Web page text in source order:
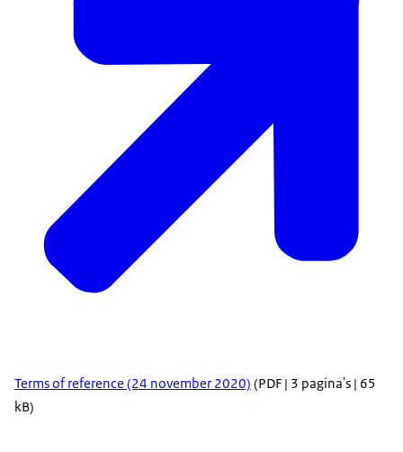
Terms of reference (24 november 2020) (PDF | 3 pagina's | 65
kB)